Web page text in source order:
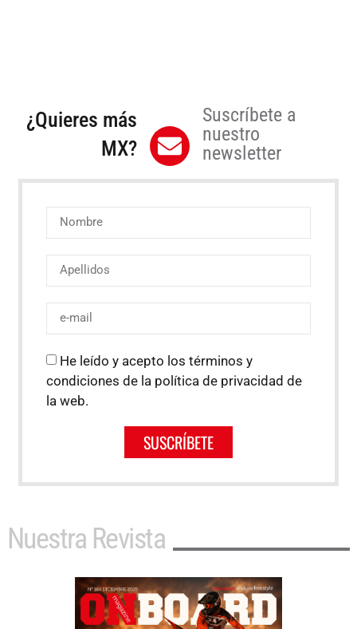
¿Quieres más
MX?
Suscríbete a
nuestro
newsletter
He leído y acepto los términos y
condiciones de la política de privacidad de
la web.
SUSCRÍBETE
Nuestra Revista